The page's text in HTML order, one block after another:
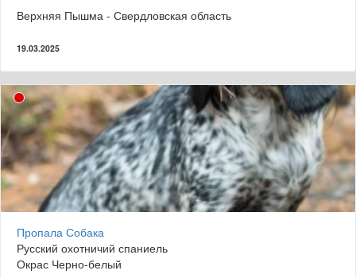
Верхняя Пышма - Свердловская область
19.03.2025
Пропала Собака
Русский охотничий спаниель
Окрас Черно-белый